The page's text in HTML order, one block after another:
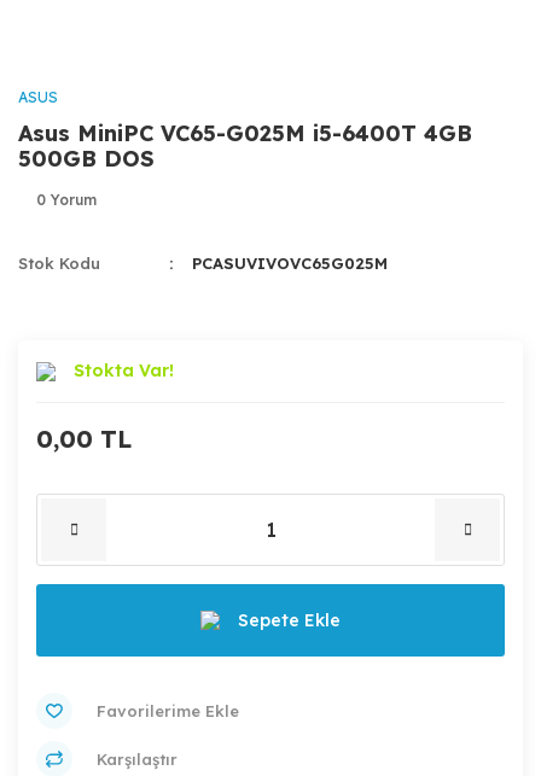
ASUS
Asus MiniPC VC65-G025M i5-6400T 4GB
500GB DOS
0 Yorum
Stok Kodu PCASUVIVOVC65G025M
Stokta Var!
0,00 TL
Sepete Ekle
Karşılaştır